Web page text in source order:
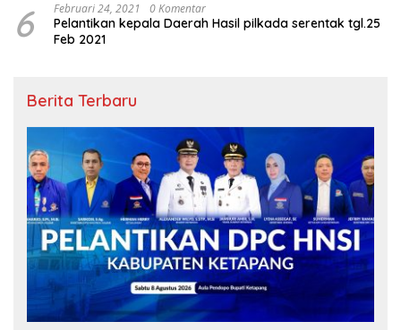
6 Februari 24, 2021 0 Komentar
Pelantikan kepala Daerah Hasil pilkada serentak tgl.25
Feb 2021
Berita Terbaru